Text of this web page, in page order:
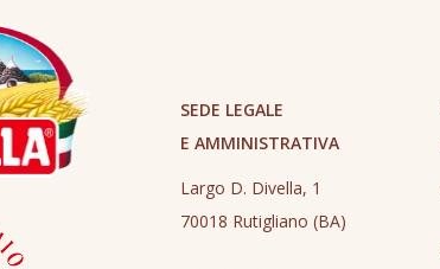
SEDE LEGALE
E AMMINISTRATIVA
Largo D. Divella, 1
70018 Rutigliano (BA)